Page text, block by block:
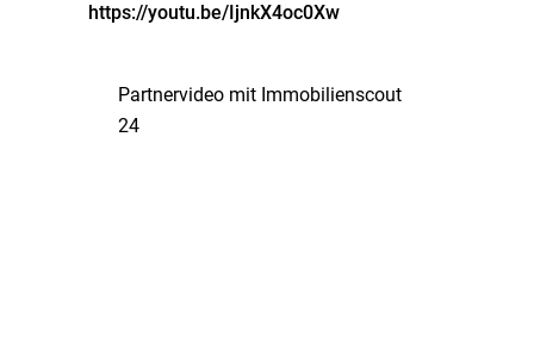
https://youtu.be/IjnkX4oc0Xw
Partnervideo mit Immobilienscout
24